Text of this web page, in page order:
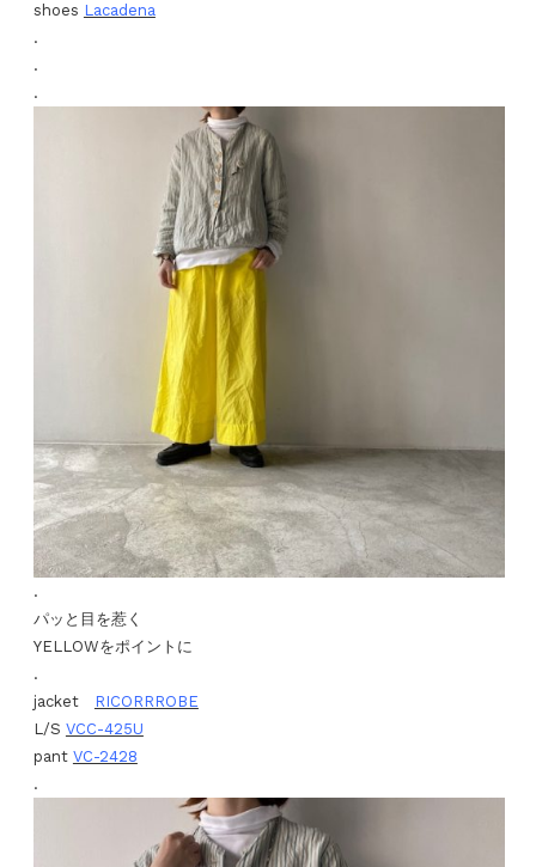
shoes Lacadena
.
.
.
.
パッと目を惹く
YELLOWをポイントに
.
jacket
RICORRROBE
L/S VCC-425U
pant VC-2428
.